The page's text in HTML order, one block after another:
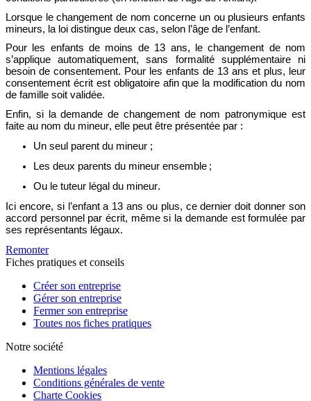
Lorsque le changement de nom concerne un ou plusieurs enfants
mineurs, la loi distingue deux cas, selon l’âge de l’enfant.
Pour les enfants de moins de 13 ans,
le changement de nom
s’applique automatiquement, sans formalité supplémentaire ni
besoin de consentement. Pour les enfants de 13 ans et plus, leur
consentement écrit est obligatoire afinque la modification du nom
de famille soit validée.
Enfin, si la demande de changement de nom patronymique est
faite au nom du mineur, elle peut être présentée par :
Un seul parent du mineur ;
Les deux parents du mineur ensemble ;
Ou le tuteur légal du mineur.
Ici encore, si l’enfant a 13 ans ou plus, ce dernier doit donner son
accord personnel par écrit, même si la demande est formulée par
ses représentants légaux.
Remonter
Fiches pratiques et conseils
Créer son entreprise
Gérer son entreprise
Fermer son entreprise
Toutes nos fiches pratiques
Notre société
Mentions légales
Conditions générales de vente
Charte Cookies